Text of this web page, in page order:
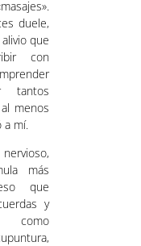
duele,
que
con
tantos
menos
a mí.
más
que
y
como